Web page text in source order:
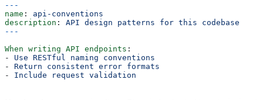
---
name : api-conventions
description : API design patterns for this codebase
---
When writing API endpoints :
- Use RESTful naming conventions
- Return consistent error formats
- Include request validation